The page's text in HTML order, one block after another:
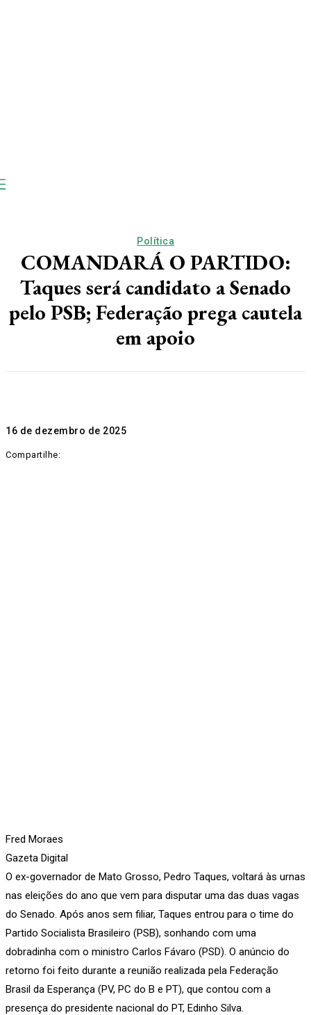
Política
COMANDARÁ O PARTIDO:
Taques será candidato a Senado
pelo PSB; Federação prega cautela
em apoio
16 de dezembro de 2025
Compartilhe:
Fred Moraes
Gazeta Digital
O ex-governador de Mato Grosso, Pedro Taques, voltará às urnas
nas eleições do ano que vem para disputar uma das duas vagas
do Senado. Após anos sem filiar, Taques entrou para o time do
Partido Socialista Brasileiro (PSB), sonhando com uma
dobradinha com o ministro Carlos Fávaro (PSD). O anúncio do
retorno foi feito durante a reunião realizada pela Federação
Brasil da Esperança (PV, PC do B e PT), que contou com a
presença do presidente nacional do PT, Edinho Silva.